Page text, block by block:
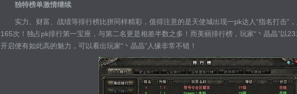
独特榜单激情继续
实力、财富、战绩等排行榜比拼同样精彩，值得注意的是天使城出现一pk达人“指名打击”
165次！独占pk排行第一宝座，与第二名更是相差半数之多！而美丽排行榜，玩家“丶晶晶”以
开启便有如此高的魅力，可以看出玩家“丶晶晶”人缘非常不错！